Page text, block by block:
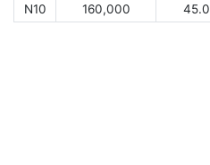
N10
160,000 45.0